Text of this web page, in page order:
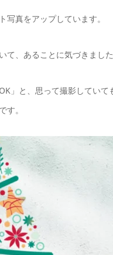
写真をアップしています。
て、あることに気づきました
」と、思って撮影してい
す。